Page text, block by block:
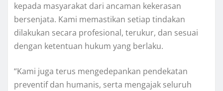
kepada masyarakat dari ancaman kekerasan
bersenjata. Kami memastikan setiap tindakan
dilakukan secara profesional, terukur, dan sesuai
dengan ketentuan hukum yang berlaku.
“Kami juga terus mengedepankan pendekatan
preventif dan humanis, serta mengajak seluruh